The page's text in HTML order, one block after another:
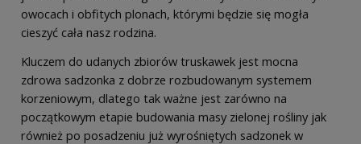
owocach i obfitych plonach, którymi będzie się mogła
cieszyć cała nasz rodzina.
Kluczem do udanych zbiorów truskawek jest mocna
zdrowa sadzonka z dobrze rozbudowanym systemem
korzeniowym, dlatego tak ważne jest zarówno na
początkowym etapie budowania masy zielonej rośliny jak
również po posadzeniu już wyrośniętych sadzonek w